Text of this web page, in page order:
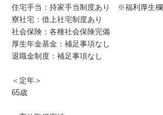
住宅手当：持家手当制度あり ※福利厚生
寮社宅：借上社宅制度あり
社会保険：各種社会保険完備
厚生年金基金：補足事項なし
退職金制度：補足事項なし
＜定年＞
65歳